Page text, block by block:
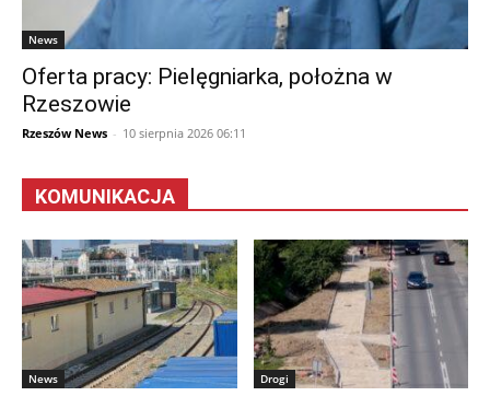
News
Oferta pracy: Pielęgniarka, położna w
Rzeszowie
Rzeszów News - 10 sierpnia 2026 06:11
KOMUNIKACJA
News Drogi